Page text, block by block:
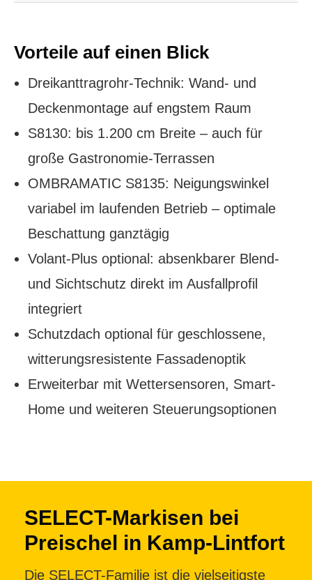
Vorteile auf einen Blick
Dreikanttragrohr-Technik: Wand- und
Deckenmontage auf engstem Raum
S8130: bis 1.200 cm Breite – auch für
große Gastronomie-Terrassen
OMBRAMATIC S8135: Neigungswinkel
variabel im laufenden Betrieb – optimale
Beschattung ganztägig
Volant-Plus optional: absenkbarer Blend-
und Sichtschutz direkt im Ausfallprofil
integriert
Schutzdach optional für geschlossene,
witterungsresistente Fassadenoptik
Erweiterbar mit Wettersensoren, Smart-
Home und weiteren Steuerungsoptionen
SELECT-Markisen bei
Preischel in Kamp-Lintfort
Die SELECT-Familie ist die vielseitigste